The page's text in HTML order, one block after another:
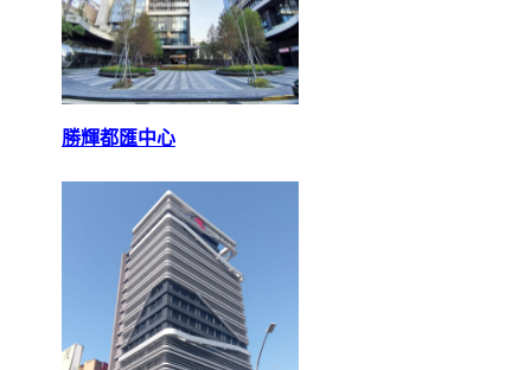
勝輝都匯中心